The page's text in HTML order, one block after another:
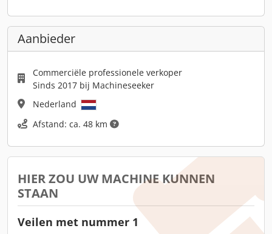
Aanbieder
Commerciële professionele verkoper
Sinds 2017 bij Machineseeker
Nederland
Afstand: ca. 48 km
HIER ZOU UW MACHINE KUNNEN
STAAN
Veilen met nummer 1